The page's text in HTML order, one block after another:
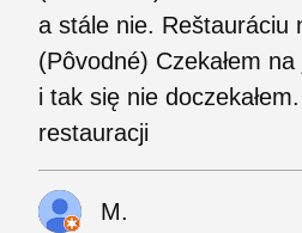
a stále nie. Reštauráciu
(Pôvodné) Czekałem
i tak się nie
restauracji
M.